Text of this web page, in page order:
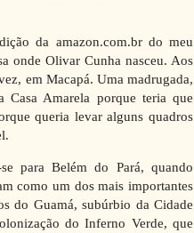
da amazon.com.br do meu
onde Olivar Cunha nasceu. Aos
em Macapá. Uma madrugada,
Casa Amarela porque teria que
queria levar alguns quadros
para Belém do Pará, quando
como um dos mais importantes
do Guamá, subúrbio da Cidade
do Inferno Verde, que